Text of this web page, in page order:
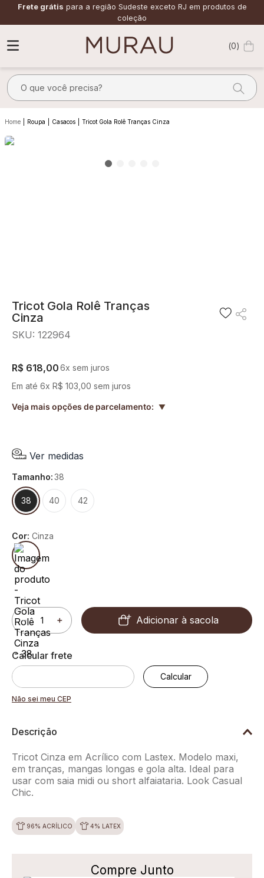
Frete grátis para a região Sudeste exceto RJ em produtos de
coleção
0
O que você precisa?
Roupa Casacos Tricot Gola Rolê Tranças Cinza
Tricot Gola Rolê Tranças
Cinza
SKU: 122964
R$ 618,006x sem juros
Em até 6x R$ 103 00 sem juros
Veja mais opções de parcelamento: ▲
Ver medidas
tamanho:38
38 40 42
Cor: Cinza
＋
－ Adicionar à sacola
Não sei meu CEP
Descrição
Tricot Cinza em Acrílico com Lastex. Modelo maxi,
em tranças, mangas longas e gola alta. Ideal para
usar com saia midi ou short alfaiataria. Look Casual
Chic.
96% ACRÍLICO 4% LATEX
Compre Junto
10º off white